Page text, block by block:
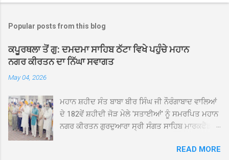
Popular posts from this blog
ਕਪੂਰਥਲਾ ਤੋਂ ਗੁ: ਦਮਦਮਾ ਸਾਹਿਬ ਠੱਟਾ ਵਿਖੇ ਪਹੁੰਚੇ ਮਹਾਨ
ਨਗਰ ਕੀਰਤਨ ਦਾ ਨਿੱਘਾ ਸਵਾਗਤ
May 04, 2026
ਮਹਾਨ ਸ਼ਹੀਦ ਸੰਤ ਬਾਬਾ ਬੀਰ ਸਿੰਘ ਜੀ ਨੌਰੰਗਾਬਾਦ ਵਾਲਿਆਂ
ਦੇ 182ਵੇਂ ਸ਼ਹੀਦੀ ਜੋੜ ਮੇਲੇ 'ਸਤਾਈਆਂ' ਨੂੰ ਸਮਰਪਿਤ ਮਹਾਨ
ਨਗਰ ਕੀਰਤਨ ਗੁਰਦੁਆਰਾ ਸ੍ਰੀ ਸੰਗਤ ਸਾਹਿਬ ਮਾਰਕਫੈੱਡ
ਸਰਪ੍ਰਸਤੀ ਹੇਠ, ਪੰਜ ਪਿਆਰਿਆਂ ਦੀ ਅਗਵਾਈ ਵਿੱਚ
READ MORE